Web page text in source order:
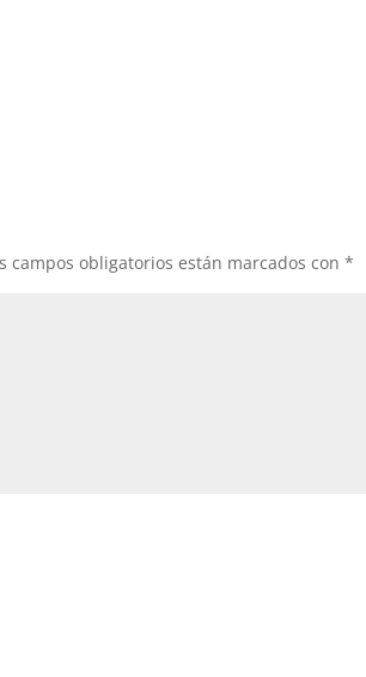
campos obligatorios están marcados con*